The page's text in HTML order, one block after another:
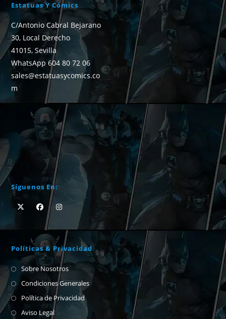
Estatuas Y Cómics
C/Antonio Cabral Bejarano
30, Local Derecho
41015, Sevilla
WhatsApp 604 80 72 06
sales@estatuasycomics.co
m
Síguenos En:
Políticas & Privacidad
Sobre Nosotros
Condiciones Generales
Política de Privacidad
Aviso Legal